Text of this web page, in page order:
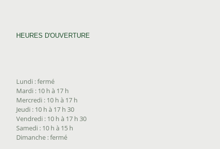
HEURES D'OUVERTURE
Lundi : fermé
Mardi : 10 h à 17 h
Mercredi : 10 h à 17 h
Jeudi : 10 h à 17 h 30
Vendredi : 10 h à 17 h 30
Samedi : 10 h à 15 h
Dimanche : fermé